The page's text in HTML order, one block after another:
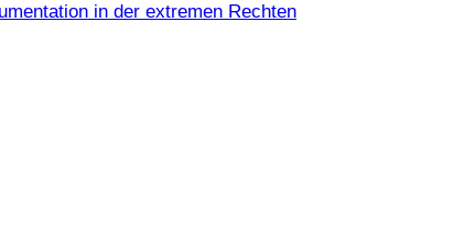
in der extremen Rechten